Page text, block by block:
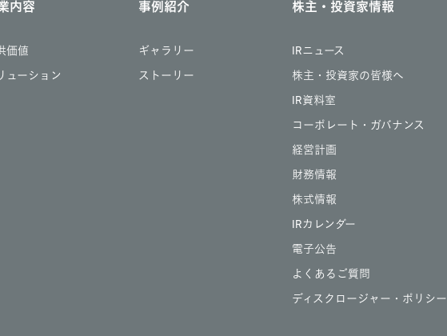
内容
価値
ューション
事例紹介
ギャラリー
ストーリー
株主・投資家情報
IRニュース
株主・投資家の皆様へ
IR資料室
コーポレート・ガバナンス
経営計画
財務情報
株式情報
IRカレンダー
電子公告
よくあるご質問
ディスクロージャー・ポリシー